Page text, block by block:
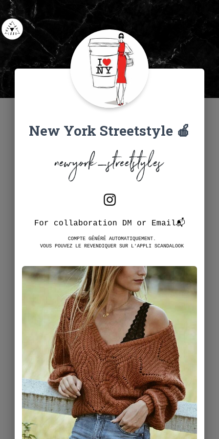
New York Streetstyle 🍎
newyork_streetstyles
For collaboration DM or Email📬
COMPTE GÉNÉRÉ AUTOMATIQUEMENT.
VOUS POUVEZ LE REVENDIQUER SUR L'APPLI SCANDALOOK